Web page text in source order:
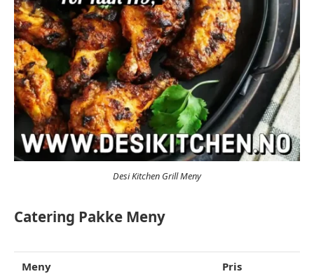
Desi Kitchen Grill Meny
Catering Pakke Meny
Meny Pris